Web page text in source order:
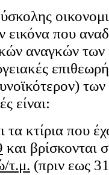
εικόνα που
αναγκών των
είναι:
τα κτίρια που
και βρίσκονται
τ.μ. (πριν εως